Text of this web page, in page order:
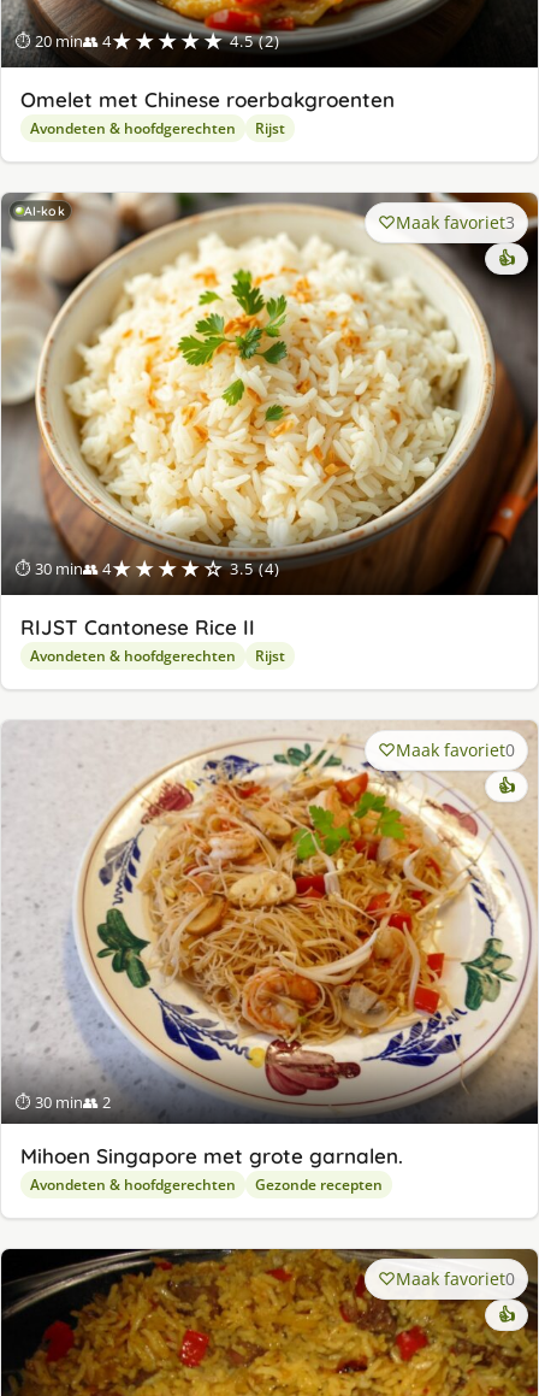
⏱ 20 min👥 4★★★★★ 4.5 (2)
Omelet met Chinese roerbakgroenten
Avondeten & hoofdgerechten Rijst
AI-kok
⏱ 30 min👥 4★★★★☆ 3.5 (4)
Maak favoriet3
👍
RIJST Cantonese Rice II
Avondeten & hoofdgerechten Rijst
⏱ 30 min👥 2
Maak favoriet0
👍
Mihoen Singapore met grote garnalen.
Avondeten & hoofdgerechten Gezonde recepten
Maak favoriet0
👍